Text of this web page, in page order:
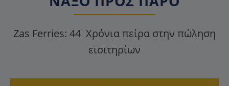
Zas Ferries: 44 Χρόνια πείρα στην πώληση
εισιτηρίων